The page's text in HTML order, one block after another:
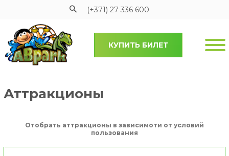
Pāriet uz galveno saturu
(+371) 27 336 600
КУПИТЬ БИЛЕТ
Подменю
Аттракционы
Отобрать аттракционы в зависимоти от условий
пользования